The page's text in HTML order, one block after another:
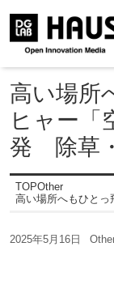
高い場
ヒャー「
発 除草
TOPOther
2025年5月16日